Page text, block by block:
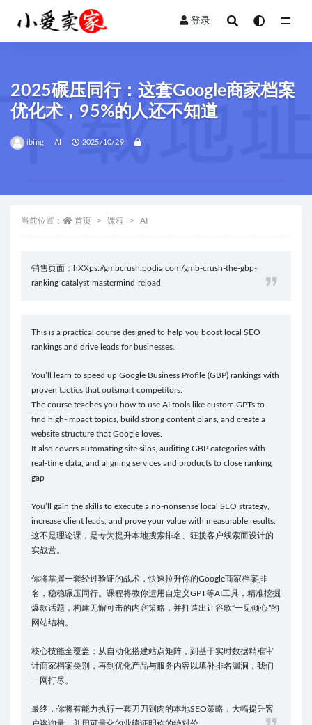
登录
2025碾压同行：这套Google商家档案
优化术，95%的人还不知道
ibing AI 2025/10/29
当前位置： 首页 课程 AI
销售页面：hXXps://gmbcrush.podia.com/gmb-crush-the-gbp-
ranking-catalyst-mastermind-reload
This is a practical course designed to help you boost local SEO
rankings and drive leads for businesses.
You’ll learn to speed up Google Business Profile (GBP) rankings with
proven tactics that outsmart competitors.
The course teaches you how to use AI tools like custom GPTs to
find high-impact topics, build strong content plans, and create a
website structure that Google loves.
It also covers automating site silos, auditing GBP categories with
real-time data, and aligning services and products to close ranking
gap
You’ll gain the skills to execute a no-nonsense local SEO strategy,
increase client leads, and prove your value with measurable results.
这不是理论课，是专为提升本地搜索排名、狂揽客户线索而设计的
实战营。
你将掌握一套经过验证的战术，快速拉升你的Google商家档案排
名，稳稳碾压同行。课程将教你运用自定义GPT等AI工具，精准挖掘
爆款话题，构建无懈可击的内容策略，并打造出让谷歌“一见倾心”的
网站结构。
核心技能全覆盖：从自动化搭建站点矩阵，到基于实时数据精准审
计商家档案类别，再到优化产品与服务内容以填补排名漏洞，我们
一网打尽。
最终，你将有能力执行一套刀刀到肉的本地SEO策略，大幅提升客